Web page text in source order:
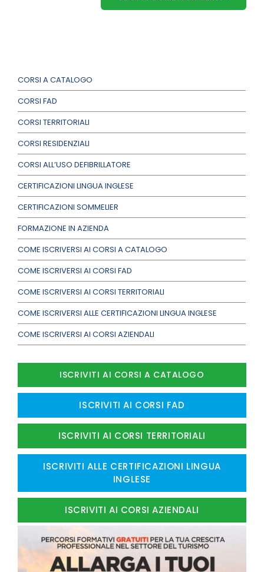
CORSI A CATALOGO
CORSI FAD
CORSI TERRITORIALI
CORSI RESIDENZIALI
CORSI ALL’USO DEFIBRILLATORE
CERTIFICAZIONI LINGUA INGLESE
CERTIFICAZIONI SOMMELIER
FORMAZIONE IN AZIENDA
COME ISCRIVERSI AI CORSI A CATALOGO
COME ISCRIVERSI AI CORSI FAD
COME ISCRIVERSI AI CORSI TERRITORIALI
COME ISCRIVERSI ALLE CERTIFICAZIONI LINGUA INGLESE
COME ISCRIVERSI AI CORSI AZIENDALI
ISCRIVITI AI CORSI A CATALOGO
ISCRIVITI AI CORSI FAD
ISCRIVITI AI CORSI TERRITORIALI
ISCRIVITI ALLE CERTIFICAZIONI LINGUA
INGLESE
ISCRIVITI AI CORSI AZIENDALI